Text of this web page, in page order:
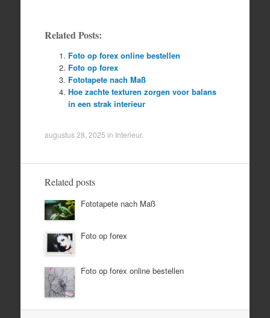
Related Posts:
Foto op forex online bestellen
Foto op forex
Fototapete nach Maß
Hoe zachte texturen zorgen voor balans
in een strak interieur
augustus 28, 2025 in Interieur.
Related posts
Fototapete nach Maß
Foto op forex
Foto op forex online bestellen